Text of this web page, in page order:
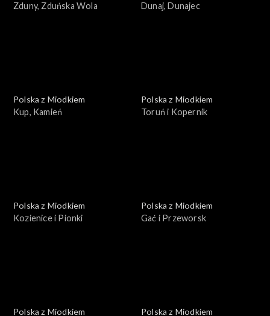
Zduny, Zduńska Wola
Dunaj, Dunajec
Polska z Miodkiem
Kup, Kamień
Polska z Miodkiem
Toruń i Kopernik
Polska z Miodkiem
Kozienice i Pionki
Polska z Miodkiem
Gać i Przeworsk
Polska z Miodkiem
Polska z Miodkiem